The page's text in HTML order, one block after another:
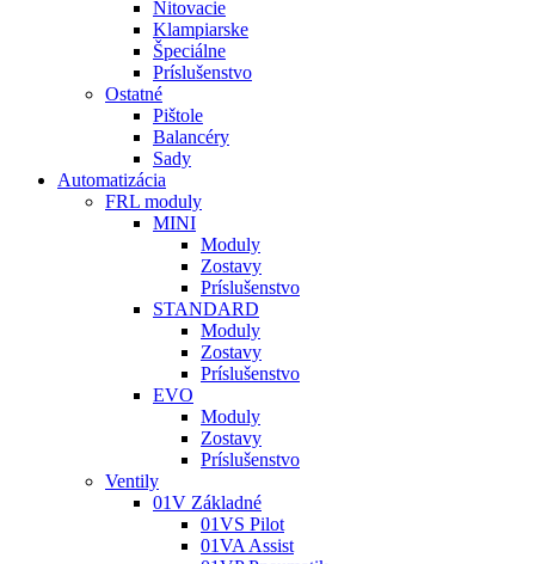
Nitovacie
Klampiarske
Špeciálne
Príslušenstvo
Ostatné
Pištole
Balancéry
Sady
Automatizácia
FRL moduly
MINI
Moduly
Zostavy
Príslušenstvo
STANDARD
Moduly
Zostavy
Príslušenstvo
EVO
Moduly
Zostavy
Príslušenstvo
Ventily
01V Základné
01VS Pilot
01VA Assist